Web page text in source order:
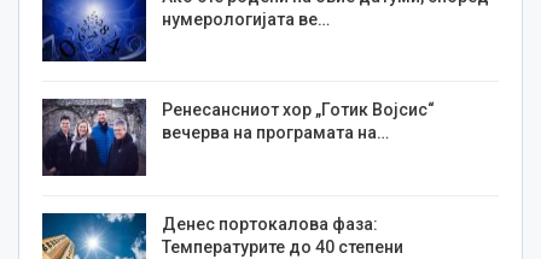
нумерологијата ве…
Ренесансниот хор „Готик Војсис“
вечерва на програмата на…
Денес портокалова фаза:
Температурите до 40 степени